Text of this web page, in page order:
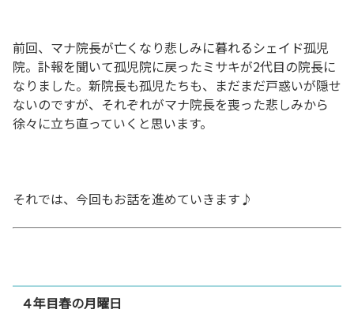
前回、マナ院長が亡くなり悲しみに暮れるシェイド孤児
院。訃報を聞いて孤児院に戻ったミサキが2代目の院長に
なりました。新院長も孤児たちも、まだまだ戸惑いが隠せ
ないのですが、それぞれがマナ院長を喪った悲しみから
徐々に立ち直っていくと思います。
それでは、今回もお話を進めていきます♪
４年目春の月曜日